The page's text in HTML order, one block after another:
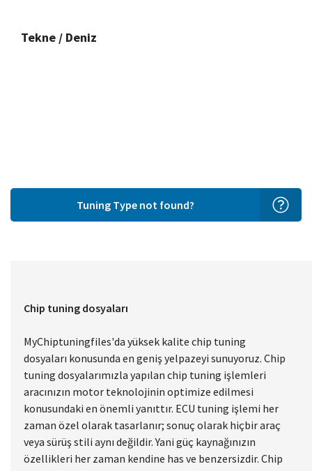
Chip tuning dosyaları
MyChiptuningfiles'da yüksek kalite chip tuning
dosyaları konusunda en geniş yelpazeyi sunuyoruz. Chip
tuning dosyalarımızla yapılan chip tuning işlemleri
aracınızın motor teknolojinin optimize edilmesi
konusundaki en önemli yanıttır. ECU tuning işlemi her
zaman özel olarak tasarlanır; sonuç olarak hiçbir araç